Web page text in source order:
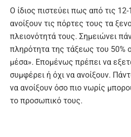
Ο ίδιος πιστεύει πως από τις
ανοίξουν τις πόρτες τους τα
πλειονότητά τους. Σημειώνει
πληρότητα της τάξεως του 50%
μέσα». Επομένως πρέπει να
συμφέρει ή όχι να ανοίξουν.
να ανοίξουν όσο πιο νωρίς
το προσωπικό τους.